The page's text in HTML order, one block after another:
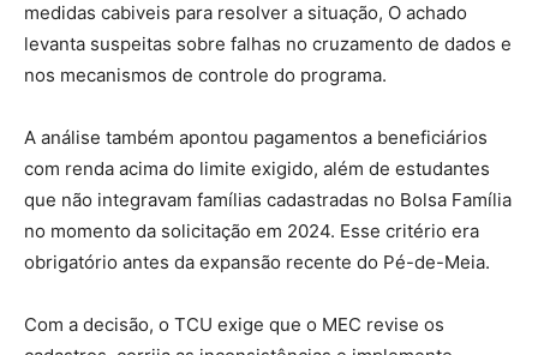
medidas cabiveis para resolver a situação, O achado
levanta suspeitas sobre falhas no cruzamento de dados e
nos mecanismos de controle do programa.
A análise também apontou pagamentos a beneficiários
com renda acima do limite exigido, além de estudantes
que não integravam famílias cadastradas no Bolsa Família
no momento da solicitação em 2024. Esse critério era
obrigatório antes da expansão recente do Pé-de-Meia.
Com a decisão, o TCU exige que o MEC revise os